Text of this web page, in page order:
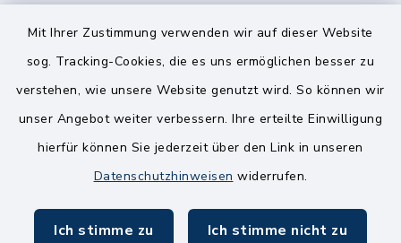
Mit Ihrer Zustimmung verwenden wir auf dieser Website
sog. Tracking-Cookies, die es uns ermöglichen besser zu
verstehen, wie unsere Website genutzt wird. So können wir
unser Angebot weiter verbessern. Ihre erteilte Einwilligung
hierfür können Sie jederzeit über den Link in unseren
Datenschutzhinweisen widerrufen.
Ich stimme zu Ich stimme nicht zu
8.00-12.00 Uhr
14.00-18.00 Uhr
Freitag
8.00-11.00 Uhr